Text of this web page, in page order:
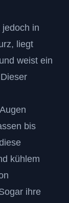
in
liegt
weist ein
bis
kühlem
ihre